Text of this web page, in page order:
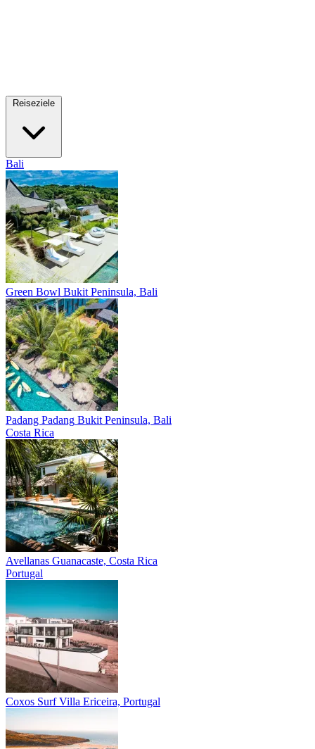
Bali
Green Bowl Bukit Peninsula, Bali
Padang Padang Bukit Peninsula, Bali
Costa Rica
Avellanas Guanacaste, Costa Rica
Portugal
Coxos Surf Villa Ericeira, Portugal